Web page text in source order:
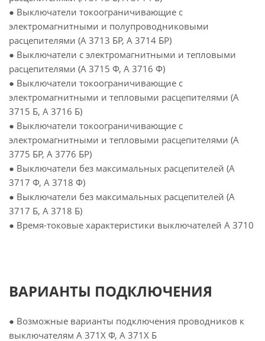
● Выключатели токоограничивающие с
электромагнитными и полупроводниковыми
расцепителями (А 3713 БР, А 3714 БР)
● Выключатели с электромагнитными и тепловыми
расцепителями (А 3715 Ф, А 3716 Ф)
● Выключатели токоограничивающие с
электромагнитными и тепловыми расцепителями (А
3715 Б, А 3716 Б)
● Выключатели токоограничивающие с
электромагнитными и тепловыми расцепителями (А
3775 БР, А 3776 БР)
● Выключатели без максимальных расцепителей (А
3717 Ф, А 3718 Ф)
● Выключатели без максимальных расцепителей (А
3717 Б, А 3718 Б)
● Время-токовые характеристики выключателей А 3710
ВАРИАНТЫ ПОДКЛЮЧЕНИЯ
● Возможные варианты подключения проводников к
выключателям А 371Х Ф, А 371Х Б